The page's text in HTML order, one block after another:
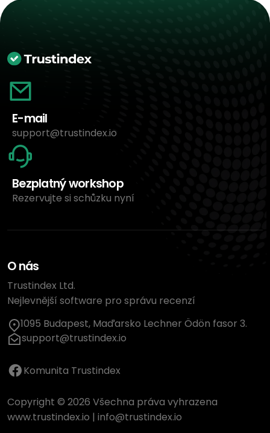
E-mail
support@trustindex.io
Bezplatný workshop
Rezervujte si schůzku nyní
O nás
Trustindex Ltd.
Nejlevnější software pro správu recenzí
1095 Budapest, Maďarsko Lechner Ödön fasor 3.
support@trustindex.io
Komunita Trustindex
Copyright © 2026 Všechna práva vyhrazena
www.trustindex.io | info@trustindex.io